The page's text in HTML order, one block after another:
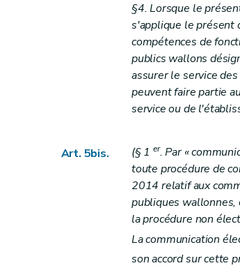
ter
Chapitre VI Intérêts
Section première Intérêts
Art. 29
Art. 30
30bis
Section 2 Intérêts moratoires
Art. 32
Art. 34
Art. 34
Chapitre VII Recouvrement
§4. Lorsque le
s'applique le présent
compétences de
publics wallons
assurer le service
peuvent faire partie
service ou de
Art. 5bis. (§ 1 er. Par «
toute procédure de
2014 relatif aux
publiques wallonnes,
la procédure non
La communication
son accord sur cette